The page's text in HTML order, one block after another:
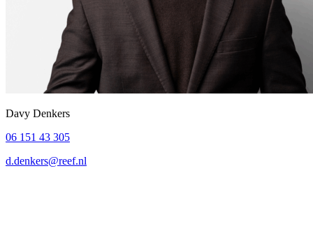
Davy Denkers
06 151 43 305
d.denkers@reef.nl